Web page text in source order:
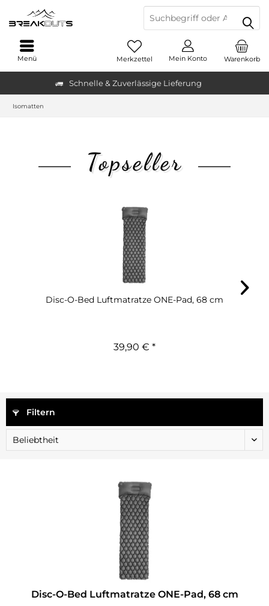
Schnelle & Zuverlässige Lieferung
Warenkorb
Merkzettel Mein Konto
Menü
Isomatten
Topseller
Disc-O-Bed Luftmatratze ONE-Pad, 68 cm
39,90 € *
Filtern
Disc-O-Bed Luftmatratze ONE-Pad, 68 cm